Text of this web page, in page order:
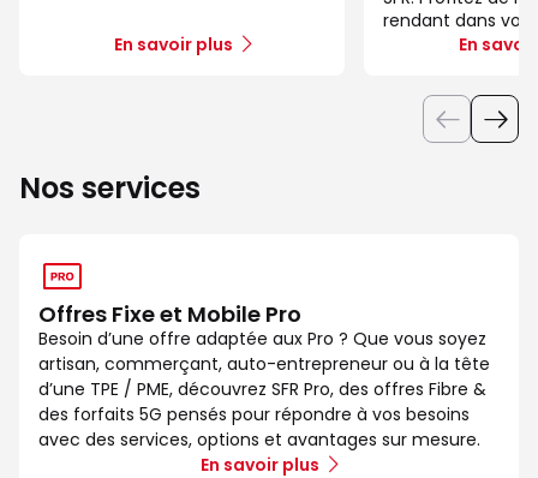
En savoir plus
rendant dans
En
Nos services
Offres Fixe et Mobile Pro
Besoin d’une offre adaptée aux Pro ? Que vous soyez
artisan, commerçant, auto-entrepreneur ou à la tête
d’une TPE / PME, découvrez SFR Pro, des offres Fibre &
des forfaits 5G pensés pour répondre à vos besoins
avec des services, options et avantages sur mesure.
En savoir plus